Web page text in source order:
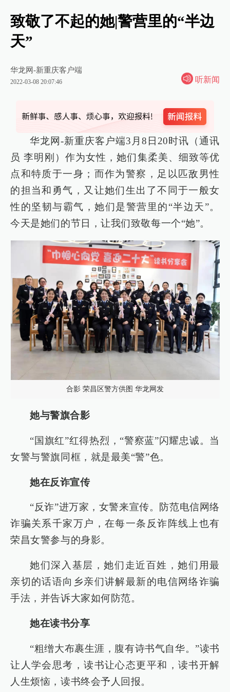
致敬了不起的她|警营里的“半边
天”
华龙网-新重庆客户端
2022-03-08 20:07:46 听新闻
华龙网-新重庆客户端3月8日20时讯（通讯
员 李明刚）作为女性，她们集柔美、细致等优
点和特质于一身；而作为警察，足以匹敌男性
的担当和勇气，又让她们生出了不同于一般女
性的坚韧与霸气，她们是警营里的“半边天”。
今天是她们的节日，让我们致敬每一个“她”。
合影 荣昌区警方供图 华龙网发
她与警旗合影
“国旗红”红得热烈，“警察蓝”闪耀忠诚。当
女警与警旗同框，就是最美“警”色。
她在反诈宣传
“反诈”进万家，女警来宣传。防范电信网络
诈骗关系千家万户，在每一条反诈阵线上也有
荣昌女警参与的身影。
她们深入基层，她们走近百姓，她们用最
亲切的话语向乡亲们讲解最新的电信网络诈骗
手法，并告诉大家如何防范。
她在读书分享
“粗缯大布裹生涯，腹有诗书气自华。”读书
让人学会思考，读书让心态更平和，读书开解
人生烦恼，读书终会予人回报。